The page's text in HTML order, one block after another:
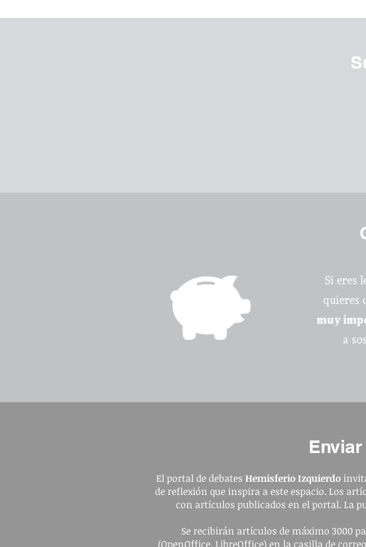
Si eres
quieres
muy
a
El portal de debates Hemisferio Izquierdo
de reflexión que inspira a este espacio. Los
con artículos publicados en el portal. La
Se recibirán artículos de máximo 3000
(OpenOffice, LibreOffice) en la casilla de